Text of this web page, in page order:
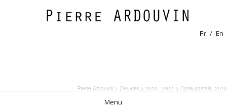
Fr En
Pierre Ardouvin > Oeuvres > 2010 - 2011 > Carte postale, 2010
Menu